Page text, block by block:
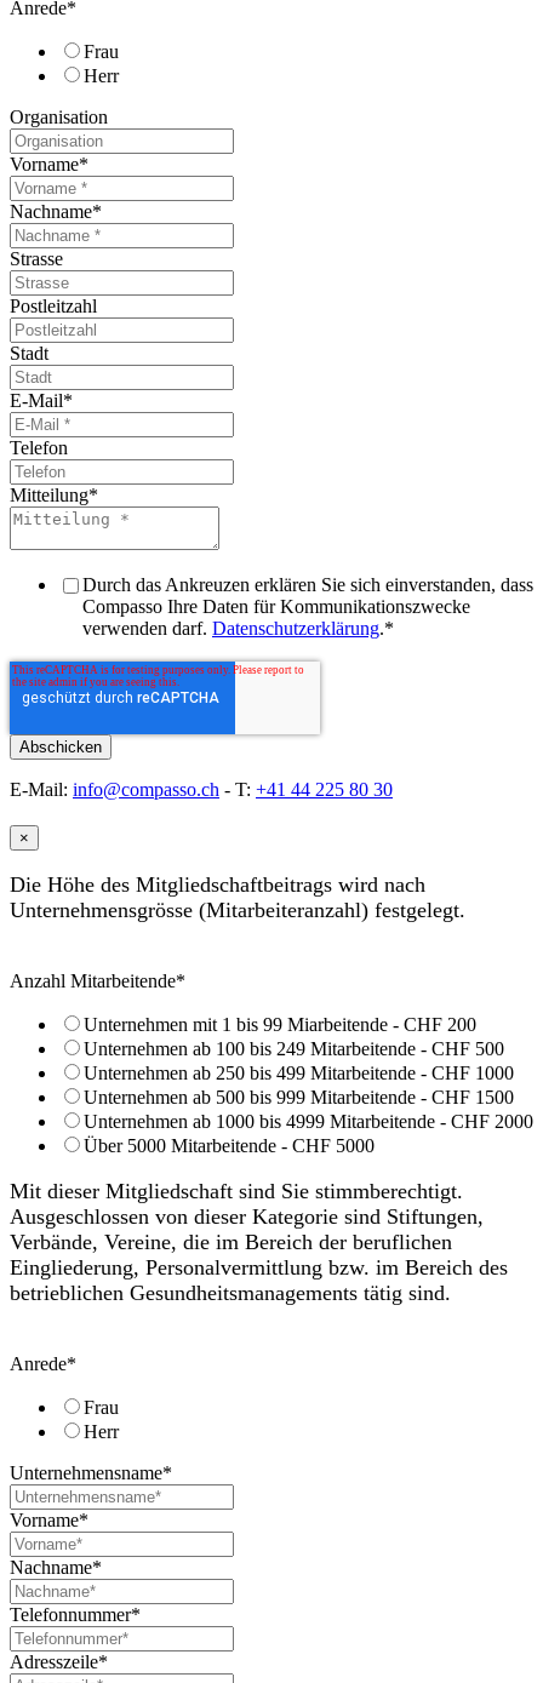
Anrede*
Frau
Herr
Organisation
Vorname*
Nachname*
Strasse
Postleitzahl
Stadt
E-Mail*
Telefon
Mitteilung*
Durch das Ankreuzen erklären Sie sich einverstanden, dass
Compasso Ihre Daten für Kommunikationszwecke
verwenden darf. Datenschutzerklärung.*
E-Mail: info@compasso.ch - T: +41 44 225 80 30
×
Die Höhe des Mitgliedschaftbeitrags wird nach
Unternehmensgrösse (Mitarbeiteranzahl) festgelegt.
Anzahl Mitarbeitende*
Unternehmen mit 1 bis 99 Miarbeitende - CHF 200
Unternehmen ab 100 bis 249 Mitarbeitende - CHF 500
Unternehmen ab 250 bis 499 Mitarbeitende - CHF 1000
Unternehmen ab 500 bis 999 Mitarbeitende - CHF 1500
Unternehmen ab 1000 bis 4999 Mitarbeitende - CHF 2000
Über 5000 Mitarbeitende - CHF 5000
Mit dieser Mitgliedschaft sind Sie stimmberechtigt.
Ausgeschlossen von dieser Kategorie sind Stiftungen,
Verbände, Vereine, die im Bereich der beruflichen
Eingliederung, Personalvermittlung bzw. im Bereich des
betrieblichen Gesundheitsmanagements tätig sind.
Anrede*
Frau
Herr
Unternehmensname*
Vorname*
Nachname*
Telefonnummer*
Adresszeile*